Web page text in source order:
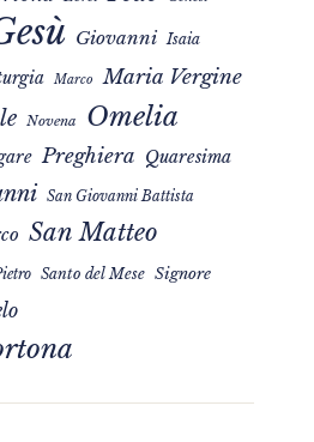
Giovanni Isaia
Marco Maria Vergine
Novena Omelia
Preghiera Quaresima
San Giovanni Battista
San Matteo
Santo del Mese Signore